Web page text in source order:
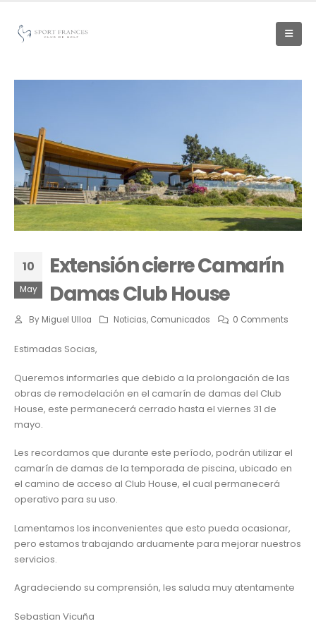
10
May
Extensión cierre Camarín
Damas Club House
By Miguel Ulloa Noticias, Comunicados 0 Comments
Estimadas Socias,
Queremos informarles que debido a la prolongación de las
obras de remodelación en el camarín de damas del Club
House, este permanecerá cerrado hasta el viernes 31 de
mayo.
Les recordamos que durante este período, podrán utilizar el
camarín de damas de la temporada de piscina, ubicado en
el camino de acceso al Club House, el cual permanecerá
operativo para su uso.
Lamentamos los inconvenientes que esto pueda ocasionar,
pero estamos trabajando arduamente para mejorar nuestros
servicios.
Agradeciendo su comprensión, les saluda muy atentamente
Sebastian Vicuña